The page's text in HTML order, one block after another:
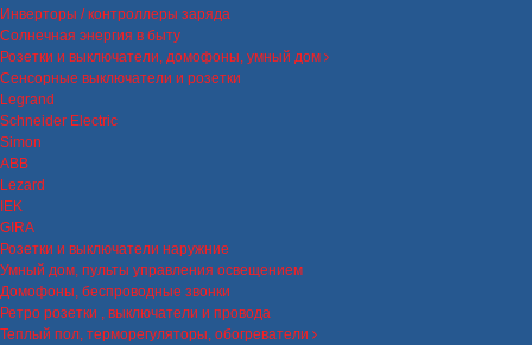
Инверторы / контроллеры заряда
Солнечная энергия в быту
Розетки и выключатели, домофоны, умный дом
Сенсорные выключатели и розетки
Legrand
Schneider Electric
Simon
ABB
Lezard
IEK
GIRA
Розетки и выключатели наружние
Умный дом, пульты управления освещением
Домофоны, беспроводные звонки
Ретро розетки , выключатели и провода
Теплый пол, терморегуляторы, обогреватели